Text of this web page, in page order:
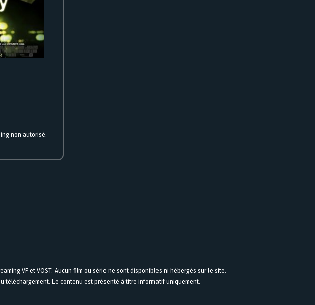
non autorisé.
VF et VOST. Aucun film ou série ne sont disponibles ni hébergés sur le site.
Le contenu est présenté à titre informatif uniquement.